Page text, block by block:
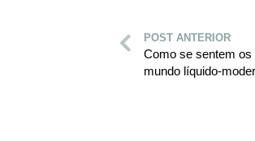
POST ANTERIOR
Como se sentem
mundo líquido-